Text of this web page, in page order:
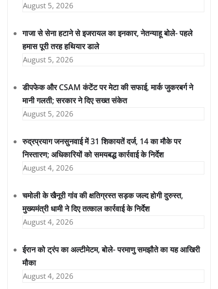
August 5, 2026
गाजा से सेना हटाने से इजरायल का इनकार, नेतन्याहू बोले- पहले
हमास पूरी तरह हथियार डाले
August 5, 2026
डीपफेक और CSAM कंटेंट पर मेटा की सफाई, मार्क जुकरबर्ग ने
मानी गलती; सरकार ने दिए सख्त संकेत
August 5, 2026
रुद्रप्रयाग जनसुनवाई में 31 शिकायतें दर्ज, 14 का मौके पर
निस्तारण; अधिकारियों को समयबद्ध कार्रवाई के निर्देश
August 4, 2026
चमोली के खैनूरी गांव की क्षतिग्रस्त सड़क जल्द होगी दुरुस्त,
मुख्यमंत्री धामी ने दिए तत्काल कार्रवाई के निर्देश
August 4, 2026
ईरान को ट्रंप का अल्टीमेटम, बोले- परमाणु समझौते का यह आखिरी
मौका
August 4, 2026